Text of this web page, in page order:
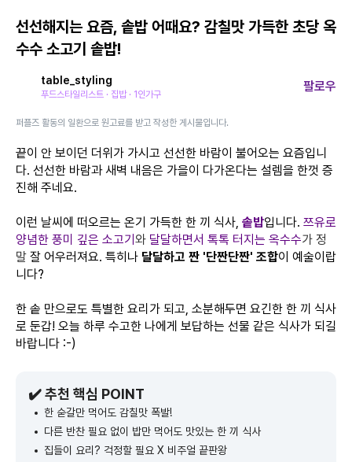
선선해지는 요즘, 솥밥 어때요? 감칠맛 가득한 초당 옥
수수 소고기 솥밥!
table_styling
푸드스타일리스트 · 집밥 · 1인가구
팔로우
퍼플즈 활동의 일환으로 원고료를 받고 작성한 게시물입니다.
끝이 안 보이던 더위가 가시고 선선한 바람이 불어오는 요즘입니
다. 선선한 바람과 새벽 내음은 가을이 다가온다는 설렘을 한껏 증
진해 주네요.
이런 날씨에 떠오르는 온기 가득한 한 끼 식사, 솥밥입니다. 쯔유로
양념한 풍미 깊은 소고기와 달달하면서 톡톡 터지는 옥수수가 정
말 잘 어우러져요. 특히나 달달하고 짠 '단짠단짠' 조합이 예술이랍
니다?
한 솥 만으로도 특별한 요리가 되고, 소분해두면 요긴한 한 끼 식사
로 둔갑! 오늘 하루 수고한 나에게 보답하는 선물 같은 식사가 되길
바랍니다 :-)
✔️ 추천 핵심 POINT
한 숟갈만 먹어도 감칠맛 폭발!
다른 반찬 필요 없이 밥만 먹어도 맛있는 한 끼 식사
집들이 요리? 걱정할 필요 X 비주얼 끝판왕